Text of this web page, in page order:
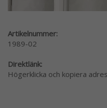
Artikelnummer:
1989-02
Direktlänk:
Högerklicka och kopiera